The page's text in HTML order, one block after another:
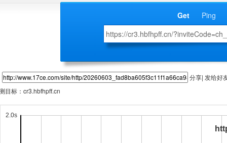
Get Ping
分享| 发给好
目标： cr3.hbfhpff.cn